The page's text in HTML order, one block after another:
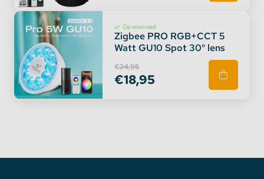
Op voorraad
Zigbee PRO RGB+CCT 5
Watt GU10 Spot 30° lens
€24,95
€18,95